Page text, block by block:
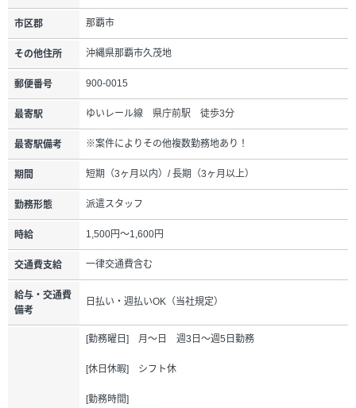
市区郡 那覇市
その他住所 沖縄県那覇市久茂地
郵便番号 900-0015
最寄駅 ゆいレール線 県庁前駅 徒歩3分
最寄駅備考 ※案件によりその他複数勤務地あり！
期間 短期（3ヶ月以内）/ 長期（3ヶ月以上）
勤務形態 派遣スタッフ
時給 1,500円～1,600円
交通費支給 一律交通費含む
給与・交通費
備考
日払い・週払いOK（当社規定）
[勤務曜日] 月～日 週3日～週5日勤務
[休日休暇] シフト休
[勤務時間]